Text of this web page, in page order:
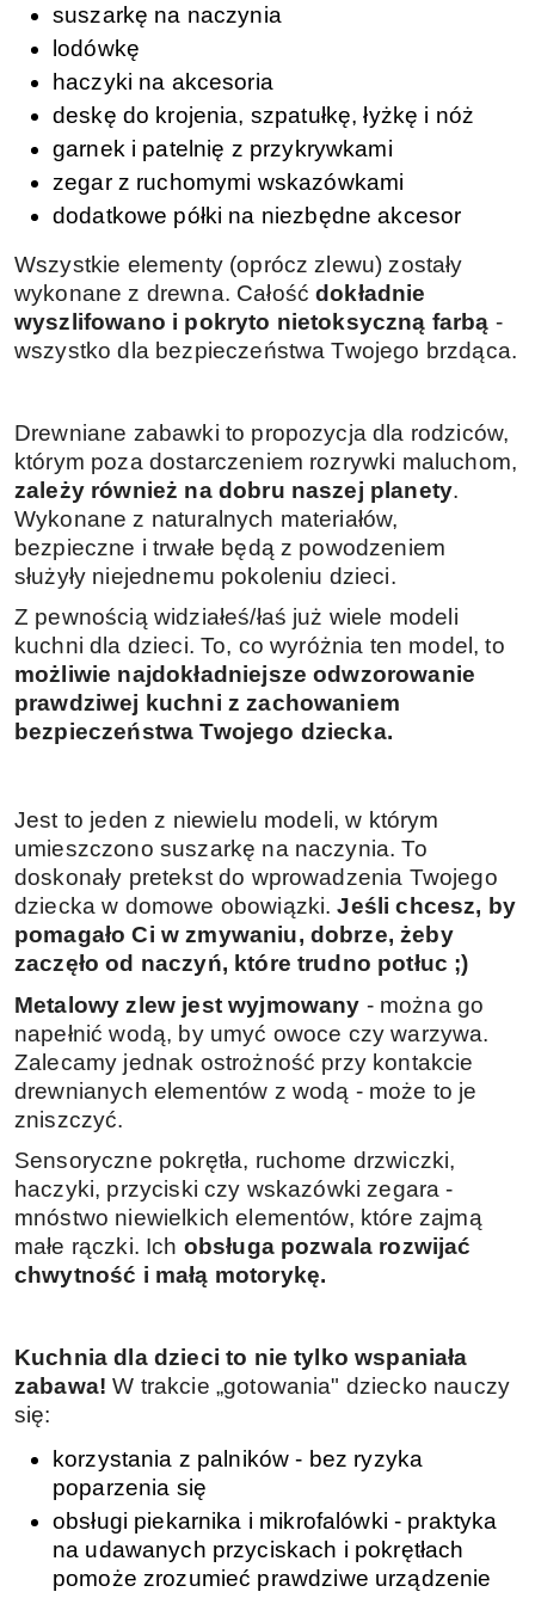
suszarkę na naczynia
lodówkę
haczyki na akcesoria
deskę do krojenia, szpatułkę, łyżkę i nóż
garnek i patelnię z przykrywkami
zegar z ruchomymi wskazówkami
dodatkowe półki na niezbędne akcesor
Wszystkie elementy (oprócz zlewu) zostały
wykonane z drewna. Całośćdokładnie
wyszlifowano i pokryto nietoksyczną farbą -
wszystko dla bezpieczeństwa Twojego brzdąca.
Drewniane zabawki to propozycja dla rodziców,
którym poza dostarczeniem rozrywki maluchom,
zależy również na dobru naszej planety.
Wykonane z naturalnych materiałów,
bezpieczne i trwałe będą z powodzeniem
służyły niejednemu pokoleniu dzieci.
Z pewnością widziałeś/łaś już wiele modeli
kuchni dla dzieci. To, co wyróżnia ten model, to
możliwie najdokładniejsze odwzorowanie
prawdziwej kuchni z zachowaniem
bezpieczeństwa Twojego dziecka.
Jest to jeden z niewielu modeli, w którym
umieszczono suszarkę na naczynia. To
doskonały pretekst do wprowadzenia Twojego
dziecka w domowe obowiązki.Jeśli chcesz, by
pomagało Ci w zmywaniu, dobrze, żeby
zaczęło od naczyń, które trudno potłuc ;)
Metalowy zlew jest wyjmowany - można go
napełnić wodą, by umyć owoce czy warzywa.
Zalecamy jednak ostrożność przy kontakcie
drewnianych elementów z wodą - może to je
zniszczyć.
Sensoryczne pokrętła, ruchome drzwiczki,
haczyki, przyciski czy wskazówki zegara -
mnóstwo niewielkich elementów, które zajmą
małe rączki. Ich obsługa pozwala rozwijać
chwytność i małą motorykę.
Kuchnia dla dzieci to nie tylko wspaniała
zabawa! W trakcie „gotowania" dziecko nauczy
się:
korzystania z palników - bez ryzyka
poparzenia się
obsługi piekarnika i mikrofalówki - praktyka
na udawanych przyciskach i pokrętłach
pomoże zrozumieć prawdziwe urządzenie